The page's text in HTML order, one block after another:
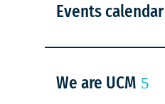
Events calendar
We are UCM